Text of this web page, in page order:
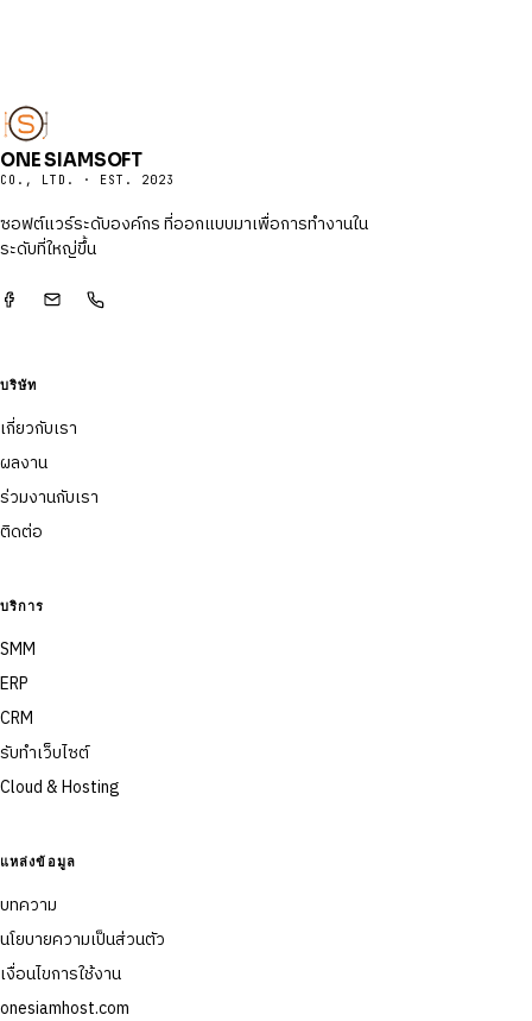
ONE SIAMSOFT
CO., LTD. · EST. 2023
ซอฟต์แวร์ระดับองค์กร ที่ออกแบบมาเพื่อการทำงานใน
ระดับที่ใหญ่ขึ้น
บริษัท
เกี่ยวกับเรา
ผลงาน
ร่วมงานกับเรา
ติดต่อ
บริการ
SMM
ERP
CRM
รับทำเว็บไซต์
Cloud & Hosting
แหล่งข้อมูล
บทความ
นโยบายความเป็นส่วนตัว
เงื่อนไขการใช้งาน
onesiamhost.com